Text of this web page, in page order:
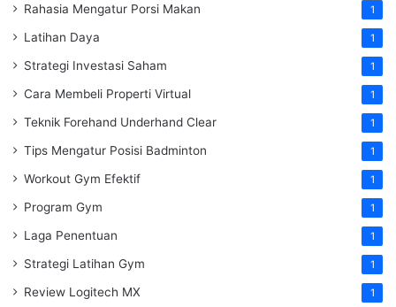
Rahasia Mengatur Porsi Makan 1
Latihan Daya 1
Strategi Investasi Saham 1
Cara Membeli Properti Virtual 1
Teknik Forehand Underhand Clear 1
Tips Mengatur Posisi Badminton 1
Workout Gym Efektif 1
Program Gym 1
Laga Penentuan 1
Strategi Latihan Gym 1
Review Logitech MX 1